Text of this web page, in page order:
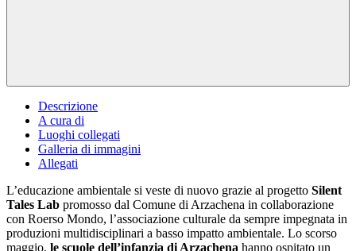
Descrizione
A cura di
Luoghi collegati
Galleria di immagini
Allegati
L’educazione ambientale si veste di nuovo grazie al progetto Silent
Tales Lab promosso dal Comune di Arzachena in collaborazione
con Roerso Mondo, l’associazione culturale da sempre impegnata in
produzioni multidisciplinari a basso impatto ambientale. Lo scorso
maggio, le scuole dell’infanzia di Arzachena hanno ospitato un